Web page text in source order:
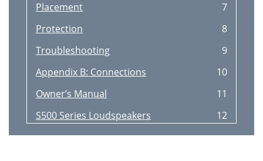
Placement
7
Protection
8
Troubleshooting
9
Appendix B: Connections
10
Owner’s Manual
11
S500 Series Loudspeakers
12
Mackie Limited Warranty
13